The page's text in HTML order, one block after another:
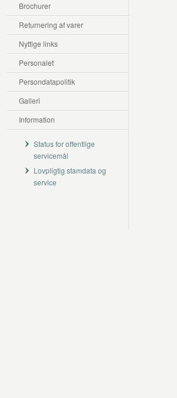
Brochurer
Returnering af varer
Nyttige links
Personalet
Persondatapolitik
Galleri
Information
Status for offentlige
servicemål
Lovpligtig stamdata og
service